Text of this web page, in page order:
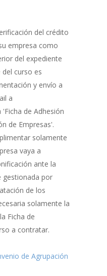
del crédito
empresa como
del expediente
curso es
y envío a
a
de Adhesión
de Empresas'.
solamente
vaya a
ante la
gestionada por
de los
solamente la
Ficha de
a contratar.
de Agrupación